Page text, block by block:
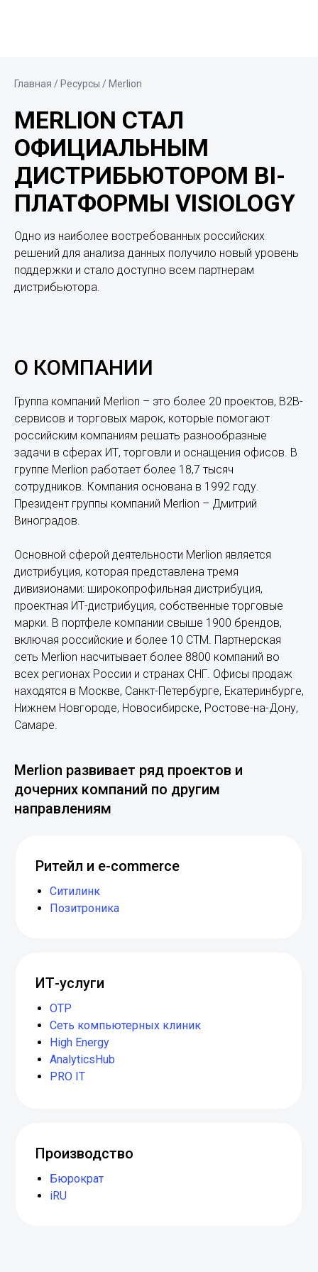
Главная / Ресурсы / Merlion
MERLION СТАЛ
ОФИЦИАЛЬНЫМ
ДИСТРИБЬЮТОРОМ BI-
ПЛАТФОРМЫ VISIOLOGY
Одно из наиболее востребованных российских
решений для анализа данных получило новый уровень
поддержки и стало доступно всем партнерам
дистрибьютора.
О КОМПАНИИ
Группа компаний Merlion – это более 20 проектов, B2B-
сервисов и торговых марок, которые помогают
российским компаниям решать разнообразные
задачи в сферах ИТ, торговли и оснащения офисов. В
группе Merlion работает более 18,7 тысяч
сотрудников. Компания основана в 1992 году.
Президент группы компаний Merlion – Дмитрий
Виноградов.
Основной сферой деятельности Merlion является
дистрибуция, которая представлена тремя
дивизионами: широкопрофильная дистрибуция,
проектная ИТ-дистрибуция, собственные торговые
марки. В портфеле компании свыше 1900 брендов,
включая российские и более 10 СТМ. Партнерская
сеть Merlion насчитывает более 8800 компаний во
всех регионах России и странах СНГ. Офисы продаж
находятся в Москве, Санкт-Петербурге, Екатеринбурге,
Нижнем Новгороде, Новосибирске, Ростове-на-Дону,
Самаре.
Merlion развивает ряд проектов и
дочерних компаний по другим
направлениям
Ритейл и e-commerce
Ситилинк
Позитроника
ИТ-услуги
ОТР
Сеть компьютерных клиник
High Energy
AnalyticsHub
PRO IT
Производство
Бюрократ
iRU